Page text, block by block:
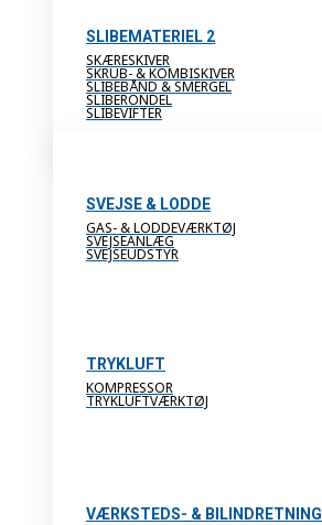
SLIBEMATERIEL 2
SKÆRESKIVER
SKRUB- & KOMBISKIVER
SLIBEBÅND & SMERGEL
SLIBERONDEL
SLIBEVIFTER
SVEJSE & LODDE
GAS- & LODDEVÆRKTØJ
SVEJSEANLÆG
SVEJSEUDSTYR
TRYKLUFT
KOMPRESSOR
TRYKLUFTVÆRKTØJ
VÆRKSTEDS- & BILINDRETNING